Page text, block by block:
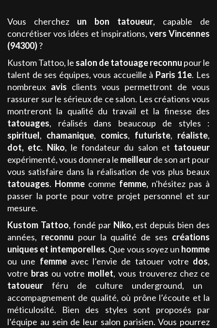
Vous cherchez un bon tatoueur, capable de
concrétiser vos idées et inspirations, vers Vincennes
(94300)?
Kustom Tattoo, le salon de tatouagereconnu pour le
talent de ses équipes, vous accueille à Paris 11e. Les
nombreux avis clients vous permettront de vous
rassurer sur le sérieux de ce salon. Les créations vous
montreront la qualité du travail et la finesse des
tatouages, réalisés dans beaucoup de styles :
spirituel, chamanique, comics, futuriste, réaliste,
dot, etc. Niko, le fondateur du salon et tatoueur
expérimenté, vous donnera le meilleurde son art pour
vous satisfaire dans la réalisation de vos plus beaux
tatouages. Homme comme femme, n'hésitez pas à
passer la porte pour votre projet personnel et sur
mesure.
Kustom Tattoo, fondé par Niko, est depuis bien des
années, reconnu pour la qualité de ses créations
uniques et intemporelles. Que vous soyez un homme
ou une femmeavec l’envie de tatouer votre dos,
votre bras ou votre mollet, vous trouverez chez ce
tatoueur féru de culture underground, un
accompagnement de qualité, où prône l’écoute et la
méticulosité. Bien des styles sont proposés par
l’équipe au sein de leur salon parisien. Vous pourrez